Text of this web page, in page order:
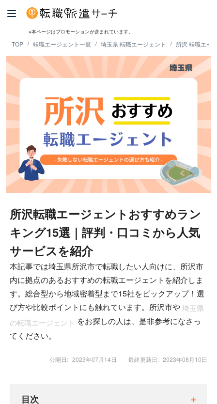
※本ページはプロモーションが含まれています。
TOP 転職エージェント一覧 埼玉県 転職エージェント 所沢 転職エー
所沢転職エージェントおすすめラン
キング15選｜評判・口コミから人気
サービスを紹介
本記事では埼玉県所沢市で転職したい人向けに、所沢市
内に拠点のあるおすすめの転職エージェントを紹介しま
す。総合型から地域密着型まで15社をピックアップ！選
び方や比較ポイントにも触れています。所沢市や埼玉県
の転職エージェント をお探しの人は、是非参考になさっ
てください。
公開日: 2023年07月14日 最終更新日: 2023年08月10日
目次